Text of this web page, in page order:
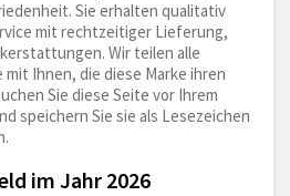
Sie erhalten qualitativ
mit rechtzeitiger Lieferung,
Wir teilen alle
Ihnen, die diese Marke ihren
Sie diese Seite vor Ihrem
speichern Sie sie als Lesezeichen
im Jahr 2026